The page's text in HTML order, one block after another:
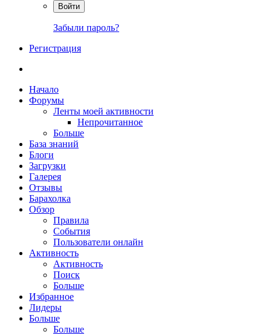
Войти
Забыли пароль?
Регистрация
Начало
Форумы
Ленты моей активности
Непрочитанное
Больше
База знаний
Блоги
Загрузки
Галерея
Отзывы
Барахолка
Обзор
Правила
События
Пользователи онлайн
Активность
Активность
Поиск
Больше
Избранное
Лидеры
Больше
Больше